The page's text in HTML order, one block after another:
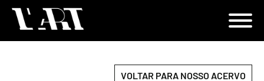
VOLTAR PARA NOSSO ACERVO